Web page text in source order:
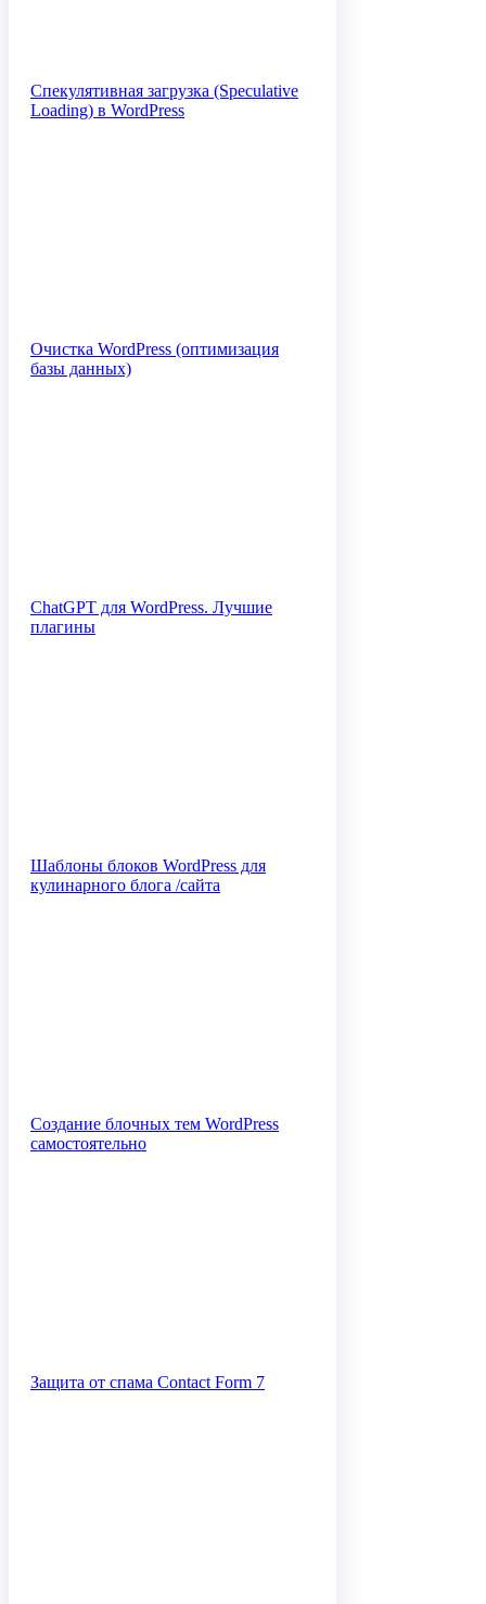
Спекулятивная загрузка (Speculative
Loading) в WordPress
Очистка WordPress (оптимизация
базы данных)
ChatGPT для WordPress. Лучшие
плагины
Шаблоны блоков WordPress для
кулинарного блога /сайта
Создание блочных тем WordPress
самостоятельно
Защита от спама Contact Form 7